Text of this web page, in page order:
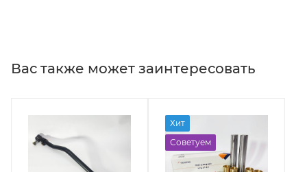
Вас также может заинтересовать
Хит
Советуем